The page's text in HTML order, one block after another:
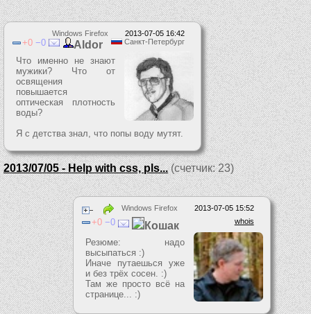
2013-07-05 16:42
Windows Firefox
Санкт-Петербург
0 0 Aldor
Что именно не знают
мужики? Что от
освящения
повышается
оптическая плотность
воды?
Я с детства знал, что попы воду мутят.
2013/07/05 - Help with css, pls...(счетчик: 23)
2013-07-05 15:52
Windows Firefox
whois
0 0 Кошак
Резюме: надо
высыпаться :)
Иначе путаешься уже
и без трёх сосен. :)
Там же просто всё на
странице... :)